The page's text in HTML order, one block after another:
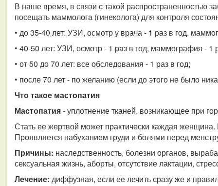
В наше время, в связи с такой распространенностью
посещать маммолога (гинеколога) для контроля
• до 35-40 лет: УЗИ, осмотр у врача - 1 раз в год,
• 40-50 лет: УЗИ, осмотр - 1 раз в год, маммография - 1
• от 50 до 70 лет: все обследования - 1 раз в год;
• после 70 лет - по желанию (если до этого не было
Что такое мастопатия
Мастопатия- уплотнение тканей, возникающее при
Стать ее жертвой может практически каждая
Проявляется набуханием груди и болями перед
Причины: наследственность, болезни органов,
сексуальная жизнь, аборты, отсутствие лактации,
Лечение: диффузная, если ее лечить сразу же и